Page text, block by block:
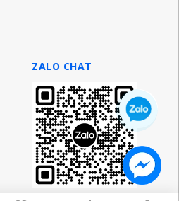
ZALO CHAT